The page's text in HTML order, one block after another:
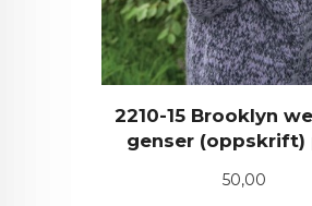
2210-15 Brooklyn
genser (oppskrift)
Pris
50,00